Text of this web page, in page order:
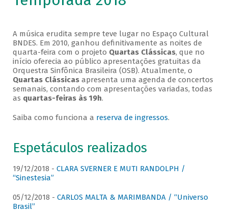
A música erudita sempre teve lugar no Espaço Cultural
BNDES. Em 2010, ganhou definitivamente as noites de
quarta-feira com o projeto Quartas Clássicas, que no
início oferecia ao público apresentações gratuitas da
Orquestra Sinfônica Brasileira (OSB). Atualmente, o
Quartas Clássicasapresenta uma agenda de concertos
semanais, contando com apresentações variadas, todas
as quartas-feiras às 19h.
Saiba como funciona a reserva de ingressos.
Espetáculos realizados
19/12/2018 - CLARA SVERNER E MUTI RANDOLPH /
“Sinestesia”
05/12/2018 - CARLOS MALTA & MARIMBANDA / “Universo
Brasil”